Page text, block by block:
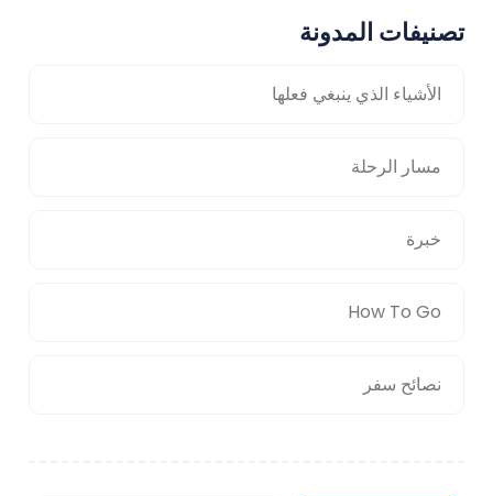
تصنيفات المدونة
الأشياء الذي ينبغي فعلها
مسار الرحلة
خبرة
How To Go
نصائح سفر